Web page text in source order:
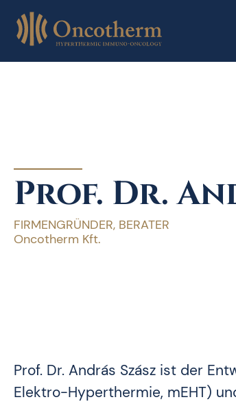
Prof. Dr.
FIRMENGRÜNDER, BERATER
Oncotherm Kft.
Prof. Dr. András Szász ist der
Elektro-Hyperthermie, mEHT)